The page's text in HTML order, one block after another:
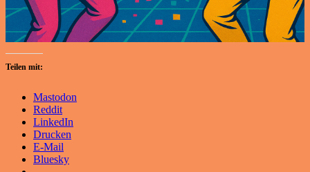
Teilen mit:
Mastodon
Reddit
LinkedIn
Drucken
E-Mail
Bluesky